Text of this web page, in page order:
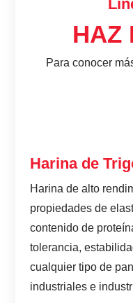
HAZ
Para conocer
Harina de
Harina de alto
propiedades de
contenido de
tolerancia,
cualquier tipo de
industriales e